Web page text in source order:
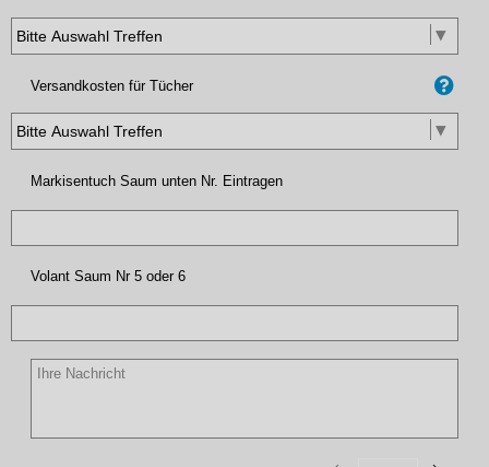
Versandkosten für Tücher
Markisentuch Saum unten Nr. Eintragen
Volant Saum Nr 5 oder 6